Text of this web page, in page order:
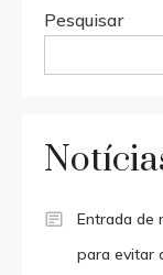
Pesquisar
Entrada de
para evitar